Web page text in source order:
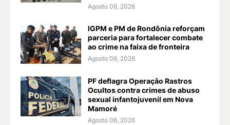
Agosto 06, 2026
IGPM e PM de Rondônia reforçam
parceria para fortalecer combate
ao crime na faixa de fronteira
Agosto 06, 2026
PF deflagra Operação Rastros
Ocultos contra crimes de abuso
sexual infantojuvenil em Nova
Mamoré
Agosto 06, 2026